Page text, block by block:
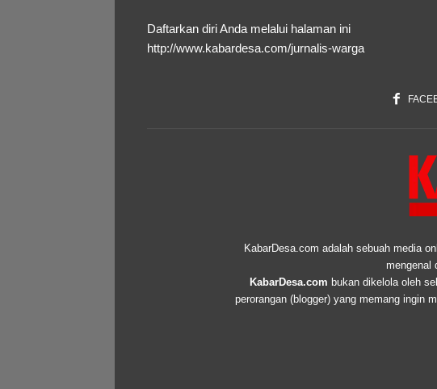
Daftarkan diri Anda melalui halaman ini
http://www.kabardesa.com/jurnalis-warga
KabarDesa.com adalah sebuah media
mengenal
KabarDesa.com bukan dikelola oleh
perorangan (blogger) yang memang ingin